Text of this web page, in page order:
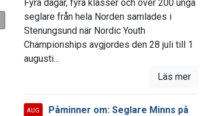
Fyra dagar, fyra klasser och över 200 unga
seglare från hela Norden samlades i
Stenungsund när Nordic Youth
Championships avgjordes den 28 juli till 1
augusti...
Läs mer
AUG
Påminner om: Seglare Minns på